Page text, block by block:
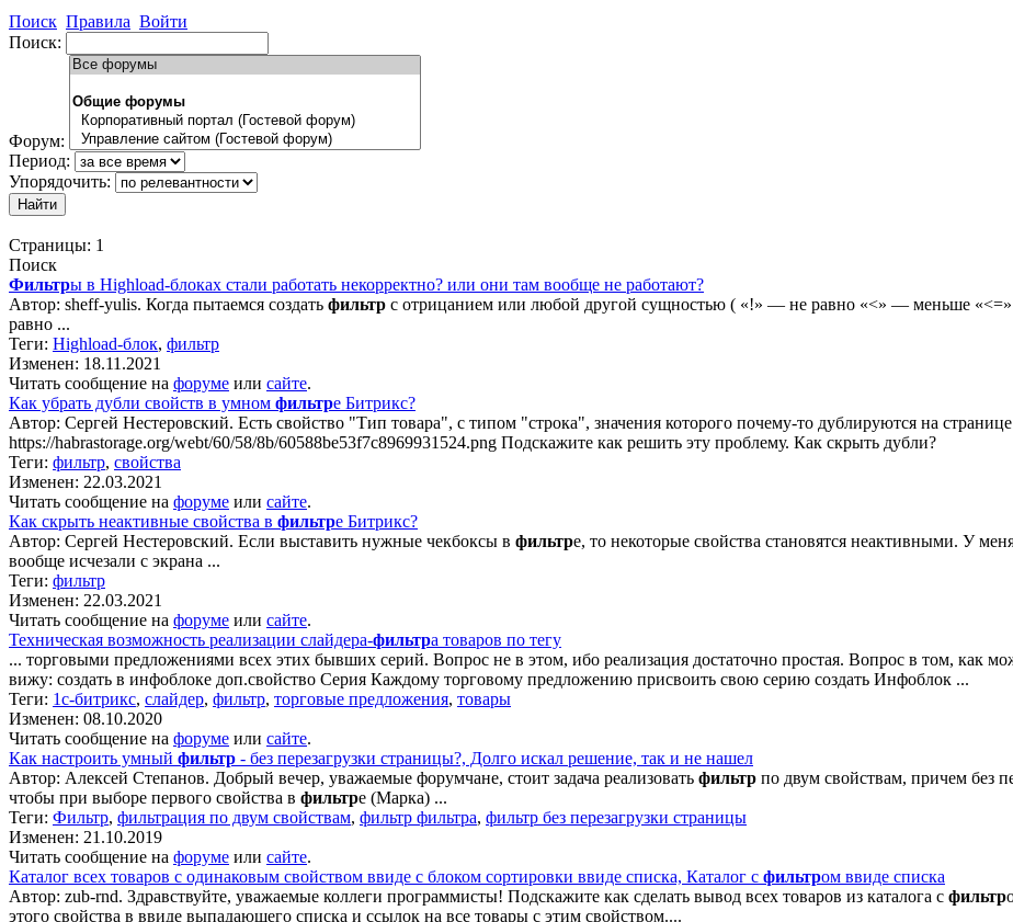
Поиск Правила Войти
Поиск:
Форум:
Период:
Упорядочить:
Страницы: 1
Поиск
Фильтры в Highload-блоках стали работать некорректно? или они там вообще не работают?
Автор: sheff-yulis. Когда пытаемся создать фильтр с отрицанием или любой другой сущностью ( «!» — не равно «<» — меньше
равно ...
Теги: Highload-блок, фильтр
Изменен: 18.11.2021
Читать сообщение на форуме или сайте.
Как убрать дубли свойств в умном фильтре Битрикс?
Автор: Сергей Нестеровский. Есть свойство "Тип товара", с типом "строка", значения которого почему-то дублируются на
https://habrastorage.org/webt/60/58/8b/60588be53f7c8969931524.png Подскажите как решить эту проблему. Как скрыть дубли?
Теги: фильтр, свойства
Изменен: 22.03.2021
Читать сообщение на форуме или сайте.
Как скрыть неактивные свойства в фильтре Битрикс?
Автор: Сергей Нестеровский. Если выставить нужные чекбоксы в фильтре, то некоторые свойства становятся неактивными. У
вообще исчезали с экрана ...
Теги: фильтр
Изменен: 22.03.2021
Читать сообщение на форуме или сайте.
Техническая возможность реализации слайдера-фильтра товаров по тегу
... торговыми предложениями всех этих бывших серий. Вопрос не в этом, ибо реализация достаточно простая. Вопрос в том, как
вижу: создать в инфоблоке доп.свойство Серия Каждому торговому предложению присвоить свою серию создать Инфоблок ...
Теги: 1с-битрикс, слайдер, фильтр, торговые предложения, товары
Изменен: 08.10.2020
Читать сообщение на форуме или сайте.
Как настроить умный фильтр - без перезагрузки страницы?, Долго искал решение, так и не нашел
Автор: Алексей Степанов. Добрый вечер, уважаемые форумчане, стоит задача реализовать фильтр по двум свойствам, причем без
чтобы при выборе первого свойства в фильтре (Марка) ...
Теги: Фильтр, фильтрация по двум свойствам, фильтр фильтра, фильтр без перезагрузки страницы
Изменен: 21.10.2019
Читать сообщение на форуме или сайте.
Каталог всех товаров с одинаковым свойством ввиде с блоком сортировки ввиде списка, Каталог с фильтром ввиде списка
Автор: zub-rnd. Здравствуйте, уважаемые коллеги программисты! Подскажите как сделать вывод всех товаров из каталога с фильтр
этого свойства в ввиде выпадающего списка и ссылок на все товары с этим свойством....